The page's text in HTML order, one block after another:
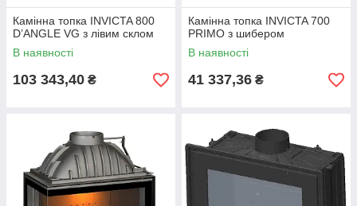
Камінна топка INVICTA 800
D’ANGLE VG з лівим склом
В наявності
103 343,40 ₴
Камінна топка INVICTA 700
PRIMO з шибером
В наявності
41 337,36 ₴